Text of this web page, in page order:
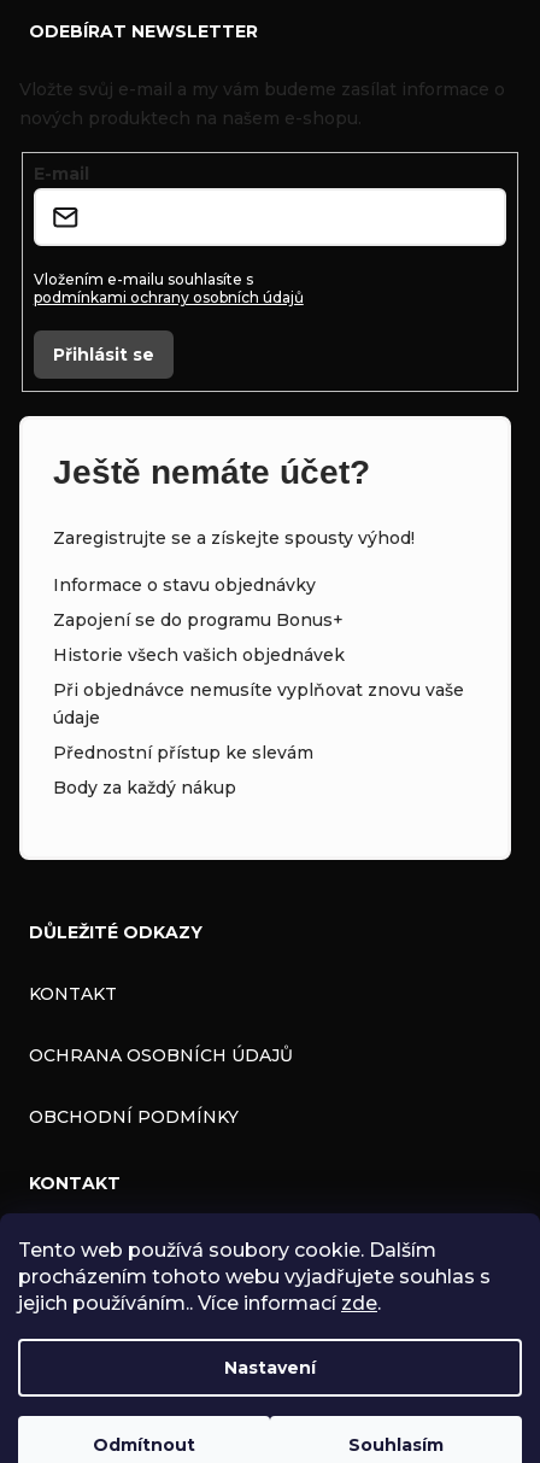
Tento web používá soubory cookie. Dalším
procházením tohoto webu vyjadřujete souhlas s
jejich používáním.. Více informací zde.
Nastavení
Odmítnout Souhlasím
ODEBÍRAT NEWSLETTER
Vložte svůj e-mail a my vám budeme zasílat informace o
nových produktech na našem e-shopu.
E-mail
Vložením e-mailu souhlasíte s
podmínkami ochrany osobních údajů
Přihlásit se
Ještě nemáte účet?
Zaregistrujte se a získejte spousty výhod!
Informace o stavu objednávky
Zapojení se do programu Bonus+
Historie všech vašich objednávek
Při objednávce nemusíte vyplňovat znovu vaše
údaje
Přednostní přístup ke slevám
Body za každý nákup
DŮLEŽITÉ ODKAZY
KONTAKT
OCHRANA OSOBNÍCH ÚDAJŮ
OBCHODNÍ PODMÍNKY
KONTAKT
INFO@ZNK.CZ
HTTPS://WWW.FACEBOOK.COM/ZNKSHOP
ZNKSHOP